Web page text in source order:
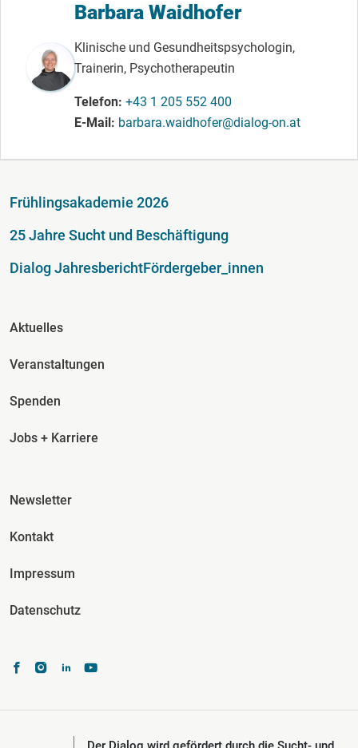
Barbara Waidhofer
Klinische und Gesundheitspsychologin,
Trainerin, Psychotherapeutin
Telefon +43 1 205 552 400
E-Mail
barbara.waidhofer@dialog-on.at
Fußzeile
Frühlingsakademie 2026
25 Jahre Sucht und Beschäftigung
Dialog JahresberichtFördergeber_innen
Fusszeile Spalte 2
Aktuelles
Veranstaltungen
Spenden
Jobs + Karriere
Fusszeile Spalte 3
Newsletter
Kontakt
Impressum
Datenschutz